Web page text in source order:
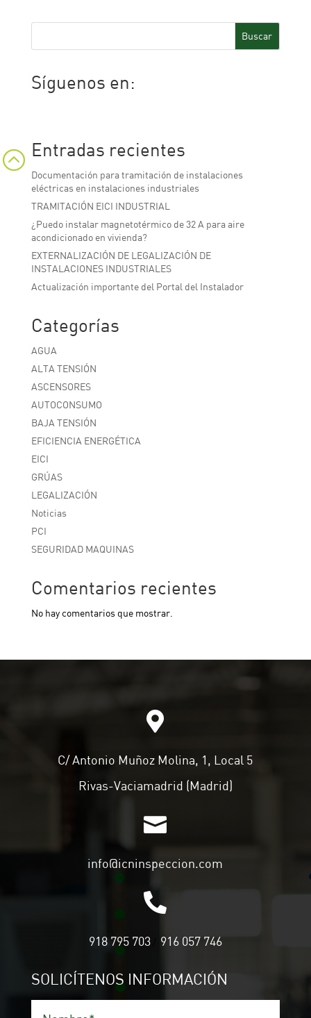
Buscar
Síguenos en:
Entradas recientes
Documentación para tramitación de instalaciones
eléctricas en instalaciones industriales
TRAMITACIÓN EICI INDUSTRIAL
¿Puedo instalar magnetotérmico de 32 A para aire
acondicionado en vivienda?
EXTERNALIZACIÓN DE LEGALIZACIÓN DE
INSTALACIONES INDUSTRIALES
Actualización importante del Portal del Instalador
Categorías
AGUA
ALTA TENSIÓN
ASCENSORES
AUTOCONSUMO
BAJA TENSIÓN
EFICIENCIA ENERGÉTICA
EICI
GRÚAS
LEGALIZACIÓN
Noticias
PCI
SEGURIDAD MAQUINAS
Comentarios recientes
No hay comentarios que mostrar.

C/ Antonio Muñoz Molina, 1, Local 5
Rivas-Vaciamadrid (Madrid)

info@icninspeccion.com

918 795 703/ 916 057 746
SOLICÍTENOS INFORMACIÓN
: